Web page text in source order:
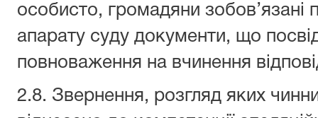
особисто, громадяни зобов’язані
апарату суду документи, що
повноваження на вчинення
2.8. Звернення, розгляд яких